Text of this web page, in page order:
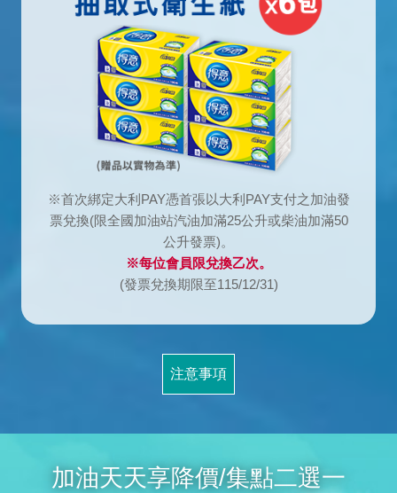
※首次綁定大利PAY憑首張以大利PAY支付之加油發
票兌換(限全國加油站汽油加滿25公升或柴油加滿50
公升發票)。
※每位會員限兌換乙次。
(發票兌換期限至115/12/31)
注意事項
加油天天享降價/集點二選一